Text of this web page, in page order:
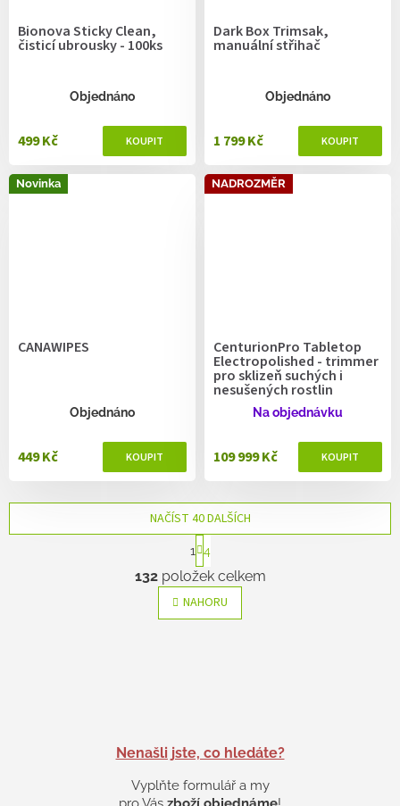
Bionova Sticky Clean,
čisticí ubrousky - 100ks
Objednáno
499 Kč
Dark Box Trimsak,
manuální střihač
Objednáno
1 799 Kč
Novinka
CANAWIPES
Objednáno
449 Kč
NADROZMĚR
CenturionPro Tabletop
Electropolished - trimmer
pro sklizeň suchých i
nesušených rostlin
Na objednávku
109 999 Kč
O
v
l
á
k
v
NAČÍST 40 DALŠÍCH
S
t
r
á
n
k
1 4
132položek celkem
NAHORU
Nenašli jste, co hledáte?
Vyplňte formulář a my